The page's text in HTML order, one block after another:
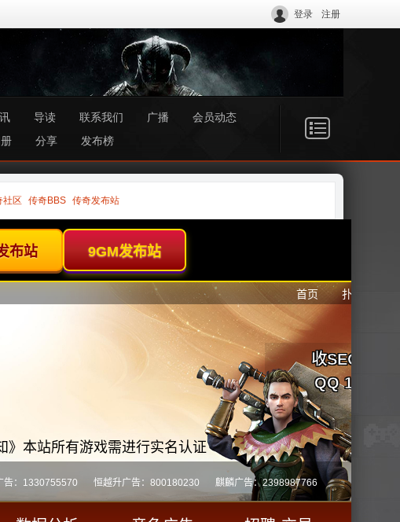
登录 注册
导读 联系我们 广播
会员动态
分享 发布榜
社区 传奇BBS 传奇发布站